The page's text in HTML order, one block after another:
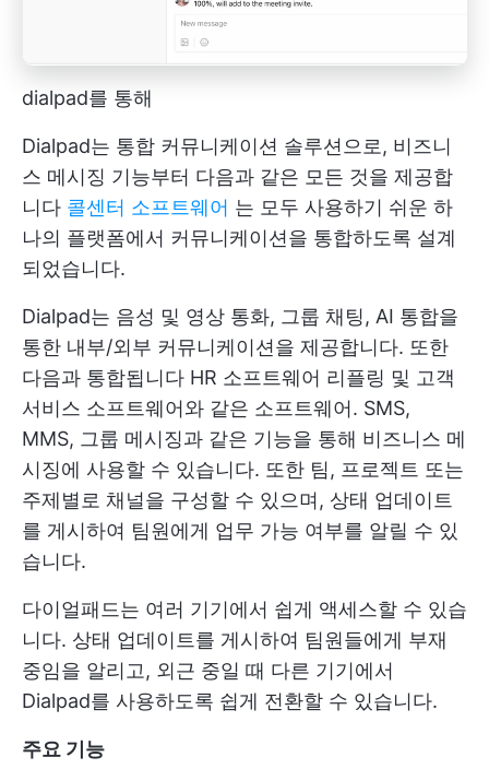
dialpad를 통해
Dialpad는 통합 커뮤니케이션 솔루션으로, 비즈니
스 메시징 기능부터 다음과 같은 모든 것을 제공합
니다 콜센터 소프트웨어 는 모두 사용하기 쉬운 하
나의 플랫폼에서 커뮤니케이션을 통합하도록 설계
되었습니다.
Dialpad는 음성 및 영상 통화, 그룹 채팅, AI 통합을
통한 내부/외부 커뮤니케이션을 제공합니다. 또한
다음과 통합됩니다 HR 소프트웨어 리플링 및 고객
서비스 소프트웨어와 같은 소프트웨어. SMS,
MMS, 그룹 메시징과 같은 기능을 통해 비즈니스 메
시징에 사용할 수 있습니다. 또한 팀, 프로젝트 또는
주제별로 채널을 구성할 수 있으며, 상태 업데이트
를 게시하여 팀원에게 업무 가능 여부를 알릴 수 있
습니다.
다이얼패드는 여러 기기에서 쉽게 액세스할 수 있습
니다. 상태 업데이트를 게시하여 팀원들에게 부재
중임을 알리고, 외근 중일 때 다른 기기에서
Dialpad를 사용하도록 쉽게 전환할 수 있습니다.
주요 기능